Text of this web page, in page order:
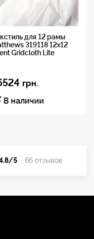
петлю к
от 15 до 20 см.
для 12 рамы
319118 12x12
Gridcloth Lite
грн.
В наличии
5 66 отзывов